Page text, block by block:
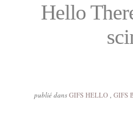
Hello
publié dans GIFS HELLO, GIFS